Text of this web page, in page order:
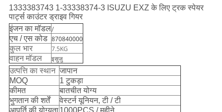
1333383743 1-33338374-3 ISUZU EXZ के लिए ट्रक स्पेयर
पार्ट्स काउंटर ड्राइव गियर
इंजन का मॉडल/
एच / एस कोड 870840000
कुल भार
7.5KG
वाहन मॉडल
इसुजु
उत्पत्ति का स्थान जापान
MOQ
1 टुकड़ा
कीमत
बातचीत योग्य
भुगतान की शर्तें
वेस्टर्न यूनियन, टी / टी